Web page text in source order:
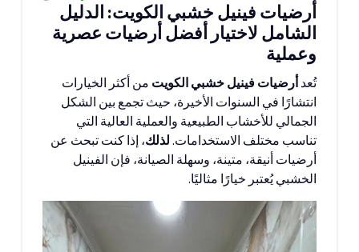
أرضيات فينيل خشبي الكويت: الدليل
الشامل لاختيار أفضل أرضيات عصرية
وعملية
تُعدأرضيات فينيل خشبي الكويت من أكثر الخيارات
انتشارًا في السنوات الأخيرة، حيث تجمع بين الشكل
الجمالي للأخشاب الطبيعية والعملية العالية التي
تناسب مختلف الاستخدامات. لذلك، إذا كنت تبحث عن
أرضيات أنيقة، متينة، وسهلة الصيانة، فإن الفينيل
الخشبي يُعتبر خيارًا مثاليًا.